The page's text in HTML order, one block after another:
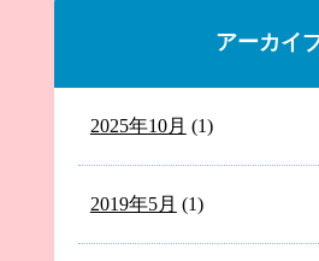
アーカイ
2025年10月 (1)
2019年5月 (1)